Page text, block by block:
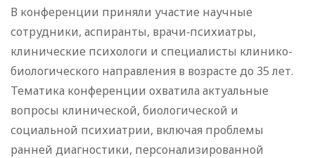
В конференции приняли участие научные
сотрудники, аспиранты, врачи‑психиатры,
клинические психологи и специалисты клинико-
биологического направления в возрасте до 35 лет.
Тематика конференции охватила актуальные
вопросы клинической, биологической и
социальной психиатрии, включая проблемы
ранней диагностики, персонализированной